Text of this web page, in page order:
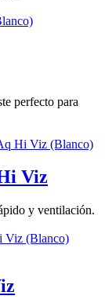
perfecto para
Viz
y ventilación.